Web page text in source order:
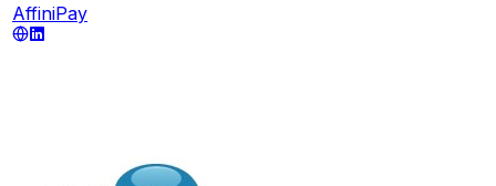
AffiniPay